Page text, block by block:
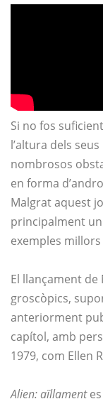
Si no fos
l’altura dels
nombrosos
en forma
Malgrat aquest
principalment
exemples
El llançament
groscòpics,
anteriorment
capítol, amb
1979, com Ellen
Alien: aïllamentes